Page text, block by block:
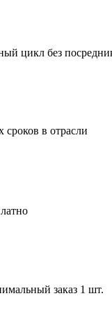
цикл без
в отрасли
заказ 1 шт.